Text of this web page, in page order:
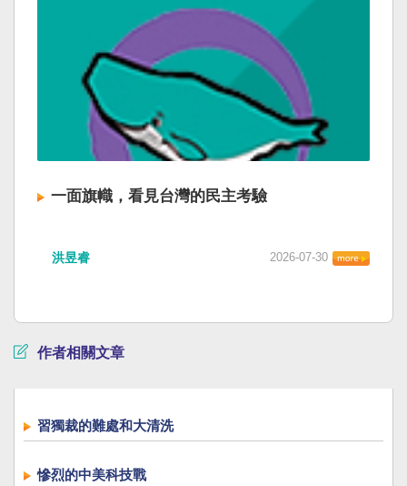
一面旗幟，看見台灣的民主考驗
洪昱睿 2026-07-30
作者相關文章
習獨裁的難處和大清洗
慘烈的中美科技戰